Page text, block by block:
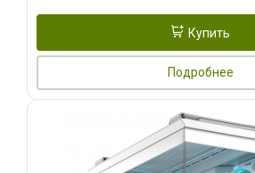
Купить
Подробнее